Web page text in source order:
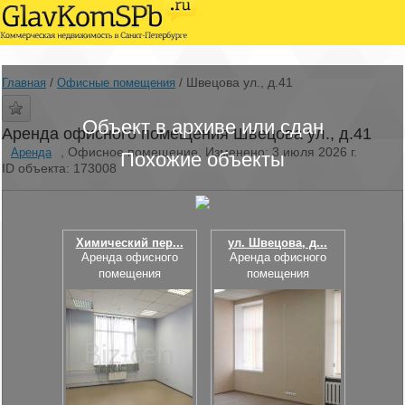
Объект в архиве или сдан
Похожие объекты
Химический пер...
Аренда офисного
помещения
ул. Швецова, д...
Аренда офисного
помещения
Главная / Офисные помещения / Швецова ул., д.41
Аренда офисного помещения Швецова ул., д.41
Аренда
, Офисное помещение, Изменено: 3 июля 2026 г.
ID объекта: 173008